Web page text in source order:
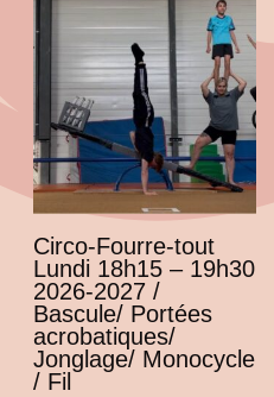
Circo-Fourre-tout
Lundi 18h15 – 19h30
2026-2027 /
Bascule/ Portées
acrobatiques/
Jonglage/ Monocycle
/ Fil